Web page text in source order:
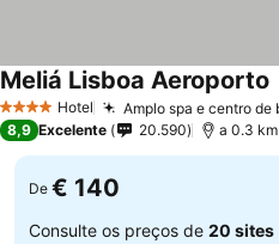
4 EstrelasHotel Amplo spa e centro de
Meliá Lisboa Aeroporto
8,9 Excelente 20.590 a 0.3
De € 140
Consulte os preços de 20 sites